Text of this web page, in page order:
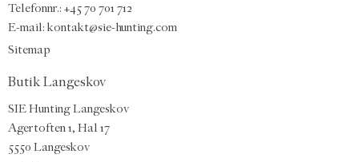
Telefonnr.: +45 70 701 712
E-mail: kontakt@sie-hunting.com
Sitemap
Butik Langeskov
SIE Hunting Langeskov
Agertoften 1, Hal 17
5550 Langeskov